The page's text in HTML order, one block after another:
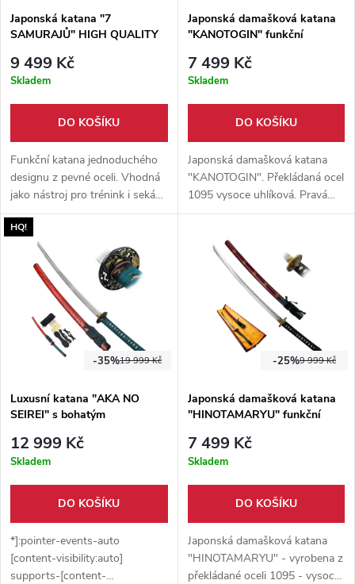
Japonská katana "7
SAMURAJŮ" HIGH QUALITY
9 499 Kč
Skladem
DO KOŠÍKU
Funkční katana jednoduchého
designu z pevné oceli. Vhodná
jako nástroj pro trénink i sekání.
Pevná dřevěná pochva součástí
balení + stylový hedvábný háv.
Japonská damašková katana
"KANOTOGIN" funkční
7 499 Kč
Skladem
DO KOŠÍKU
Japonská damašková katana
"KANOTOGIN". Překládaná ocel
1095 vysoce uhlíková. Pravá
rejnočí kůže. Černě lakovaná
trénink a tameshigiri.
HQ!
19 999 Kč
-35%
Luxusní katana "AKA NO
SEIREI" s bohatým
12 999 Kč
Skladem
DO KOŠÍKU
*]:pointer-events-auto
[content-visibility:auto]
supports-[content-
9 999 Kč
-25%
Japonská damašková katana
"HINOTAMARYU" funkční
7 499 Kč
Skladem
DO KOŠÍKU
Japonská damašková katana
"HINOTAMARYU" - vyrobena z
překládané oceli 1095 - vysoce